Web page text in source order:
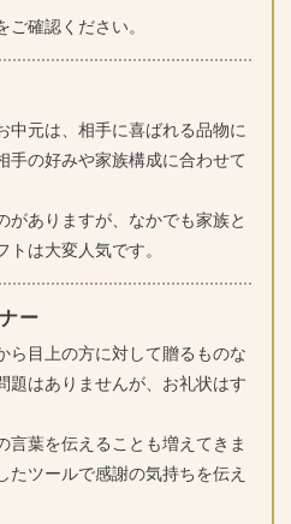
ご確認ください。
中元は、相手に喜ばれる品物に
手の好みや家族構成に合わせて
がありますが、なかでも家族と
は大変人気です。
ー
ら目上の方に対して贈るものな
題はありませんが、お礼状はす
言葉を伝えることも増えてきま
たツールで感謝の気持ちを伝え